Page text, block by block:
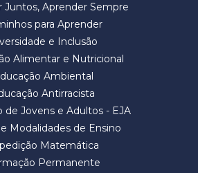
Juntos, Aprender Sempre
para Aprender
e Inclusão
Alimentar e Nutricional
Ambiental
Antirracista
de Jovens e Adultos - EJA
Modalidades de Ensino
Matemática
Permanente